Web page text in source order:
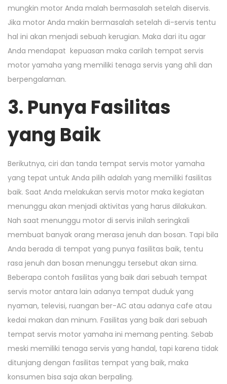
mungkin motor Anda malah bermasalah setelah diservis.
Jika motor Anda makin bermasalah setelah di-servis tentu
hal ini akan menjadi sebuah kerugian. Maka dari itu agar
Anda mendapat kepuasan maka carilah tempat servis
motor yamaha yang memiliki tenaga servis yang ahli dan
berpengalaman.
3. Punya Fasilitas
yang Baik
Berikutnya, ciri dan tanda tempat servis motor yamaha
yang tepat untuk Anda pilih adalah yang memiliki fasilitas
baik. Saat Anda melakukan servis motor maka kegiatan
menunggu akan menjadi aktivitas yang harus dilakukan.
Nah saat menunggu motor di servis inilah seringkali
membuat banyak orang merasa jenuh dan bosan. Tapi bila
Anda berada di tempat yang punya fasilitas baik, tentu
rasa jenuh dan bosan menunggu tersebut akan sirna.
Beberapa contoh fasilitas yang baik dari sebuah tempat
servis motor antara lain adanya tempat duduk yang
nyaman, televisi, ruangan ber-AC atau adanya cafe atau
kedai makan dan minum. Fasilitas yang baik dari sebuah
tempat servis motor yamaha ini memang penting. Sebab
meski memiliki tenaga servis yang handal, tapi karena tidak
ditunjang dengan fasilitas tempat yang baik, maka
konsumen bisa saja akan berpaling.